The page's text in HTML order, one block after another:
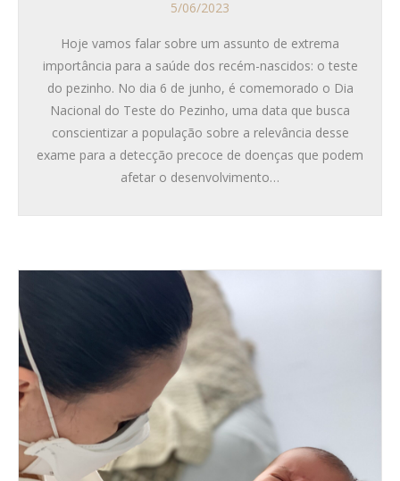
5/06/2023
Hoje vamos falar sobre um assunto de extrema
importância para a saúde dos recém-nascidos: o teste
do pezinho. No dia 6 de junho, é comemorado o Dia
Nacional do Teste do Pezinho, uma data que busca
conscientizar a população sobre a relevância desse
exame para a detecção precoce de doenças que podem
afetar o desenvolvimento…